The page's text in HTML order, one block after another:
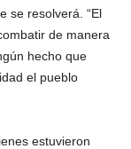
se resolverá. “El
de manera
hecho que
el pueblo
estuvieron